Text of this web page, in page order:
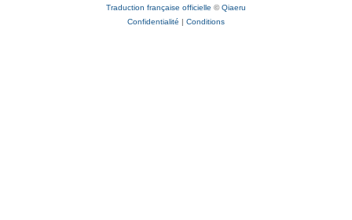
Traduction française officielle ©Qiaeru
Confidentialité | Conditions